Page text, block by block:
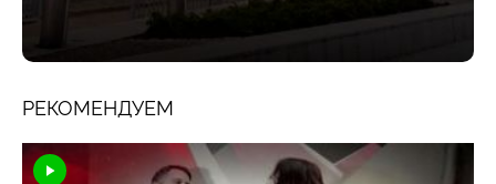
РЕКОМЕНДУЕМ